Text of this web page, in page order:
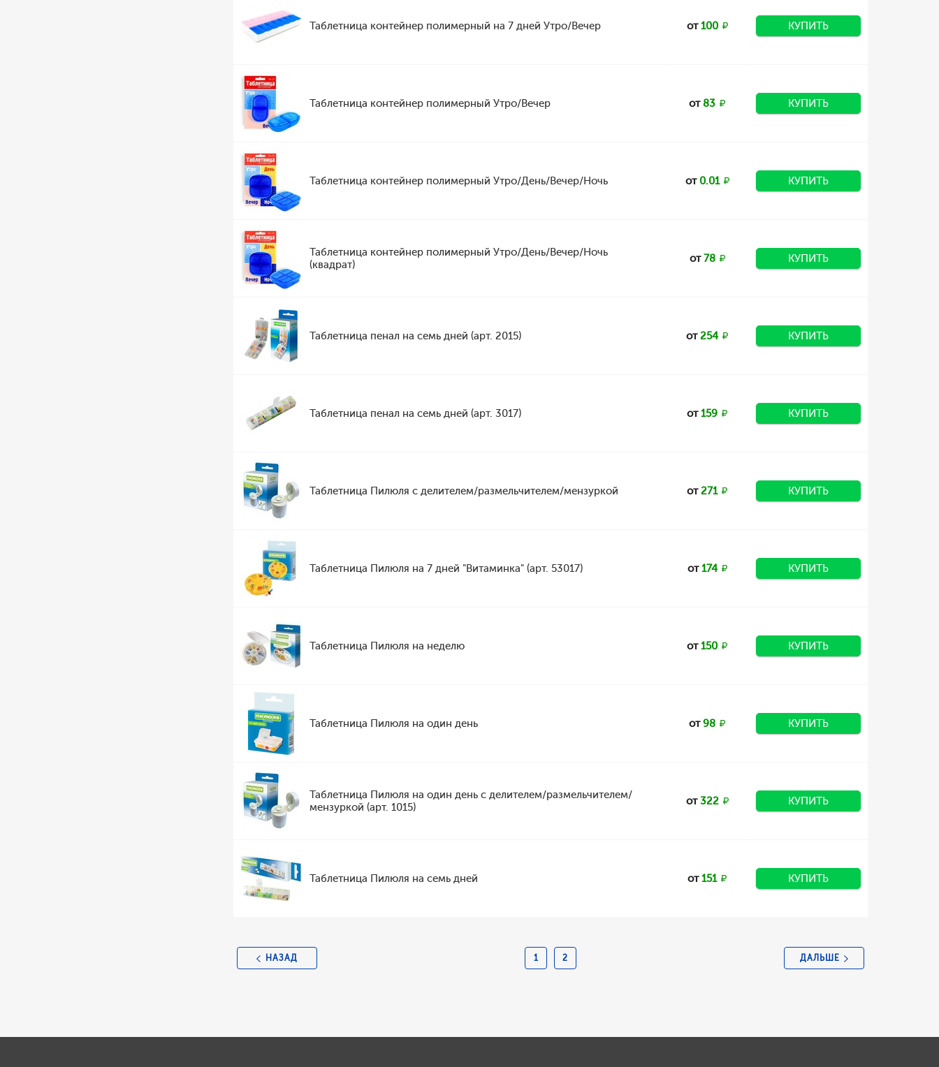
Таблетница контейнер полимерный на 7 дней Утро/Вечер от100 КУПИТЬ
Таблетница контейнер полимерный Утро/Вечер от83 КУПИТЬ
Таблетница контейнер полимерный Утро/День/Вечер/Ночь от 0.01 КУПИТЬ
Таблетница контейнер полимерный Утро/День/Вечер/Ночь
(квадрат)
от78 КУПИТЬ
Таблетница пенал на семь дней (арт. 2015) от254 КУПИТЬ
Таблетница пенал на семь дней (арт. 3017) от159 КУПИТЬ
Таблетница Пилюля с делителем/размельчителем/мензуркой от271 КУПИТЬ
Таблетница Пилюля на 7 дней "Витаминка" (арт. 53017) от174 КУПИТЬ
Таблетница Пилюля на неделю от150 КУПИТЬ
Таблетница Пилюля на один день от98 КУПИТЬ
Таблетница Пилюля на один день с делителем/размельчителем/
мензуркой (арт. 1015)
от322 КУПИТЬ
Таблетница Пилюля на семь дней от151 КУПИТЬ
НАЗАД 1 2 ДАЛЬШЕ